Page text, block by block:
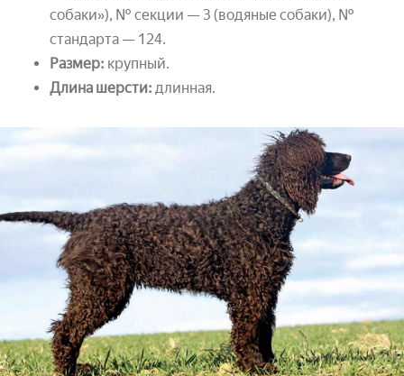
собаки»), № секции — 3 (водяные собаки), №
стандарта — 124.
Размер: крупный.
Длина шерсти: длинная.